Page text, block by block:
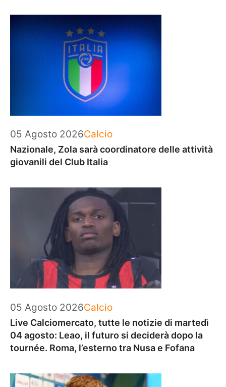
05 Agosto 2026Categorie
Calcio
Nazionale, Zola sarà coordinatore delle attività
giovanili del Club Italia
05 Agosto 2026Categorie
Calcio
Live Calciomercato, tutte le notizie di martedì
04 agosto: Leao, il futuro si deciderà dopo la
tournée. Roma, l’esterno tra Nusa e Fofana